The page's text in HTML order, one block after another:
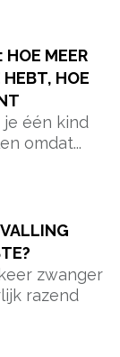
MEER
HEBT, HOE
één kind
omdat...
zwanger
razend